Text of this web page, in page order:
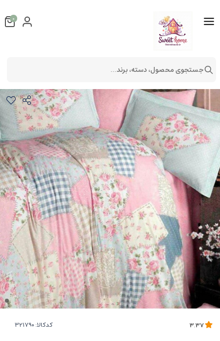
کدکالا:
0
جستجوی محصول، دسته، برند...